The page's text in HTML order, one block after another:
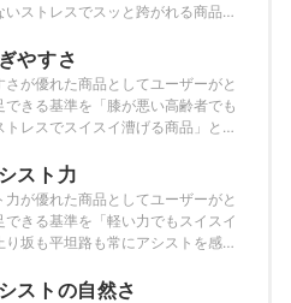
いストレスでスッと跨がれる商品」
やすさ
さが優れた商品としてユーザーがと
できる基準を「膝が悪い高齢者でも
トレスでスイスイ漕げる商品」と
スト力
力が優れた商品としてユーザーがと
できる基準を「軽い力でもスイスイ
り坂も平坦路も常にアシストを感じ
ました。
ストの自然さ